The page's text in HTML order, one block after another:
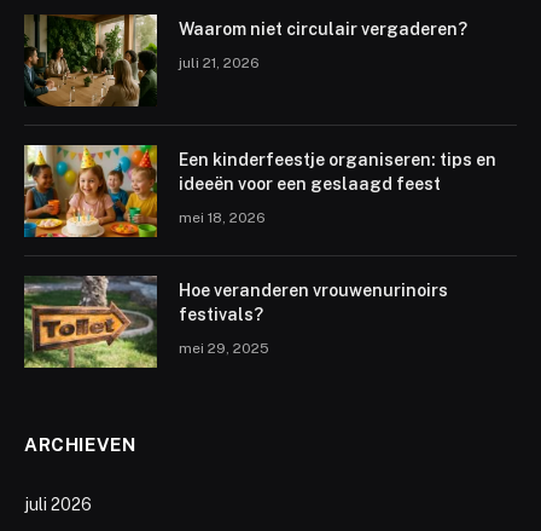
Waarom niet circulair vergaderen?
juli 21, 2026
Een kinderfeestje organiseren: tips en
ideeën voor een geslaagd feest
mei 18, 2026
Hoe veranderen vrouwenurinoirs
festivals?
mei 29, 2025
ARCHIEVEN
juli 2026